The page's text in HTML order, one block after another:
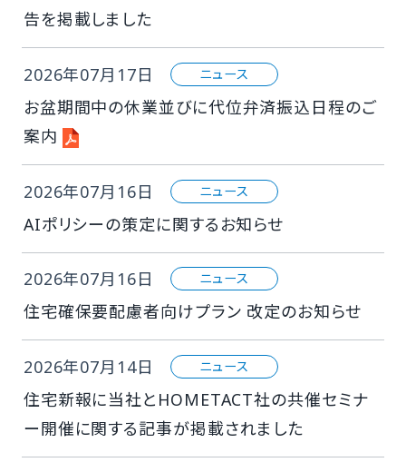
告を掲載しました
2026年07月17日 ニュース
お盆期間中の休業並びに代位弁済振込日程のご
案内
2026年07月16日 ニュース
AIポリシーの策定に関するお知らせ
2026年07月16日 ニュース
住宅確保要配慮者向けプラン 改定のお知らせ
2026年07月14日 ニュース
住宅新報に当社とHOMETACT社の共催セミナ
ー開催に関する記事が掲載されました